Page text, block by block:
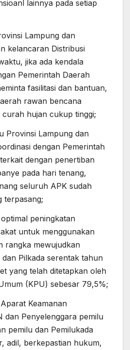
lainnya pada setiap
Lampung dan
kelancaran Distribusi
jika ada kendala
Pemerintah Daerah
fasilitasi dan bantuan,
rawan bencana
curah hujan cukup tinggi;
Provinsi Lampung dan
dengan Pemerintah
dengan penertiban
pada hari tenang,
seluruh APK sudah
terpasang;
peningkatan
untuk menggunakan
rangka mewujudkan
Pilkada serentak tahun
yang telah ditetapkan oleh
(KPU) sebesar 79,5%;
Keamanan
dan Penyelenggara pemilu
pemilu dan Pemilukada
adil, berkepastian hukum,